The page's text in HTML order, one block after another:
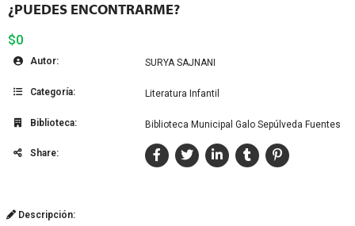
¿PUEDES ENCONTRARME?
$0
Autor: SURYA SAJNANI
Categoría: Literatura Infantil
Biblioteca: Biblioteca Municipal Galo Sepúlveda Fuentes
Share:
Descripción: